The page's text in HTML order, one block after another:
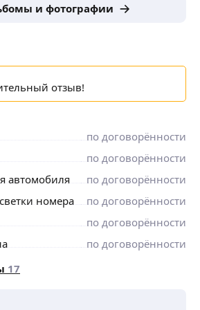
динамиков и заканчивая
видерегистраторов
находящихся на дилерской
регистратора с гарантии
параметры фары.🔦
на любое авто 💵(в дверях как
классах)
всевозможных подсветок;
подсветка ног, подсветка ниш
электрика грузовой спецтехники
и фотографии
отзыв!
по договорённости
по договорённости
автомобиля
по договорённости
номера
по договорённости
по договорённости
по договорённости
17